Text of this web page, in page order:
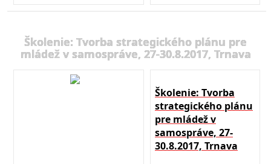
Školenie: Tvorba strategického plánu pre
mládež v samospráve, 27-30.8.2017, Trnava
Školenie: Tvorba
strategického plánu
pre mládež v
samospráve, 27-
30.8.2017, Trnava